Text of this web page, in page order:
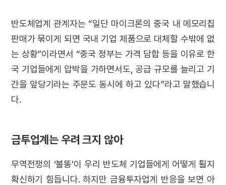
반도체업계 관계자는 “일단 마이크론의 중국 내 메모리칩
판매가 묶이게 되면 국내 기업 제품으로 대체할 수밖에 없
는 상황”이라면서 “중국 정부는 가격 담합 등을 이유로 한
국 기업들에게 압박을 가하면서도, 공급 규모를 늘리고 기
간을 앞당기라는 주문도 동시에 하고 있다”라고 말했습니
다.
금투업계는 우려 크지 않아
무역전쟁의 ‘불똥’이 우리 반도체 기업들에게 어떻게 튈지
확신하기 힘듭니다. 하지만 금융투자업계 반응을 보면 아